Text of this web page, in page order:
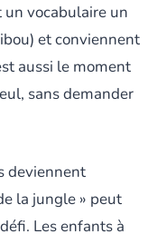
vocabulaire un
et conviennent
aussi le moment
sans demander
deviennent
la jungle » peut
Les enfants à